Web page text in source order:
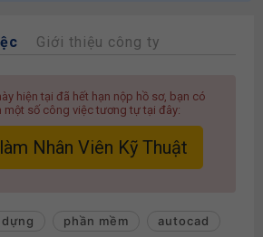
Giới thiệu công ty
hiện tại đã hết hạn nộp hồ sơ, bạn có
một số công việc tương tự tại đây:
Nhân Viên Kỹ Thuật
phần mềm autocad